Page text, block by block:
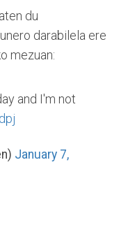
du
darabilela ere
mezuan:
and I'm not
January 7,